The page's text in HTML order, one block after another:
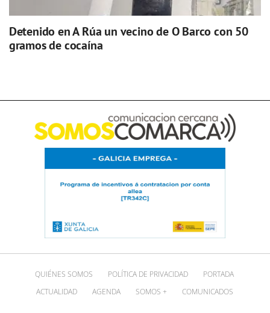
Detenido en A Rúa un vecino de O Barco con 50
gramos de cocaína
QUIÉNES SOMOS POLÍTICA DE PRIVACIDAD
PORTADA
ACTUALIDAD
AGENDA SOMOS + COMUNICADOS